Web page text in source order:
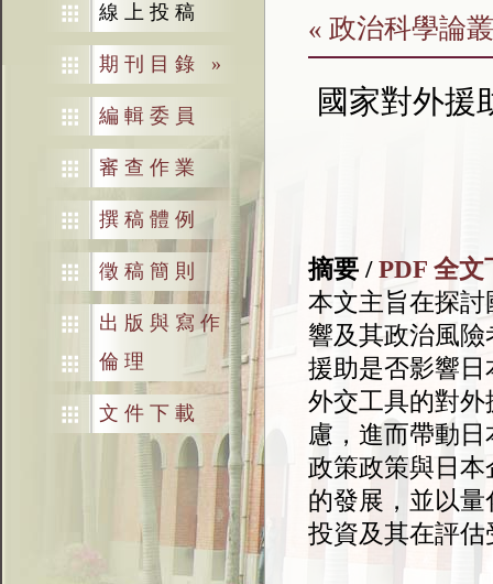
線上投稿
期刊目錄 »
編輯委員
審查作業
撰稿體例
徵稿簡則
出版與寫作
倫理
文件下載
« 政治科學論
國家對外援
摘要 /PDF 全文
本文主旨在探
響及其政治風
援助是否影響
外交工具的對
慮，進而帶動
政策政策與日
的發展，並以
投資及其在評